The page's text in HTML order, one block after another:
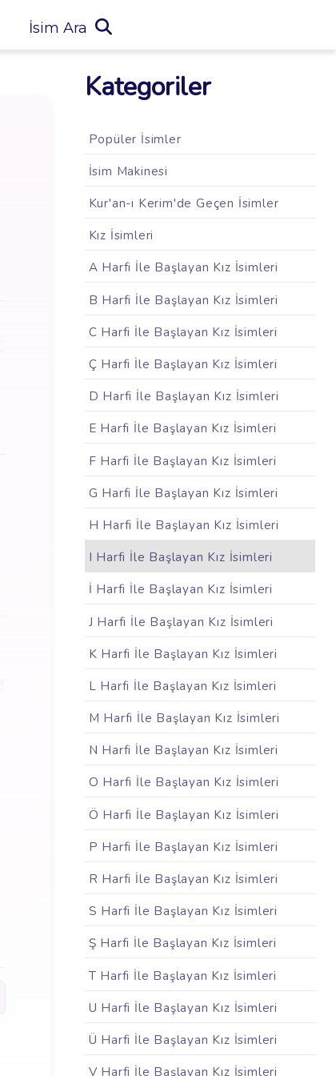
İsim Ara
Kategoriler
Popüler İsimler
İsim Makinesi
Kur'an-ı Kerim'de Geçen İsimler
Kız İsimleri
A Harfi İle Başlayan Kız İsimleri
B Harfi İle Başlayan Kız İsimleri
C Harfi İle Başlayan Kız İsimleri
Ç Harfi İle Başlayan Kız İsimleri
D Harfi İle Başlayan Kız İsimleri
E Harfi İle Başlayan Kız İsimleri
F Harfi İle Başlayan Kız İsimleri
G Harfi İle Başlayan Kız İsimleri
H Harfi İle Başlayan Kız İsimleri
I Harfi İle Başlayan Kız İsimleri
İ Harfi İle Başlayan Kız İsimleri
J Harfi İle Başlayan Kız İsimleri
K Harfi İle Başlayan Kız İsimleri
L Harfi İle Başlayan Kız İsimleri
M Harfi İle Başlayan Kız İsimleri
N Harfi İle Başlayan Kız İsimleri
O Harfi İle Başlayan Kız İsimleri
Ö Harfi İle Başlayan Kız İsimleri
P Harfi İle Başlayan Kız İsimleri
R Harfi İle Başlayan Kız İsimleri
S Harfi İle Başlayan Kız İsimleri
Ş Harfi İle Başlayan Kız İsimleri
T Harfi İle Başlayan Kız İsimleri
U Harfi İle Başlayan Kız İsimleri
Ü Harfi İle Başlayan Kız İsimleri
V Harfi İle Başlayan Kız İsimleri